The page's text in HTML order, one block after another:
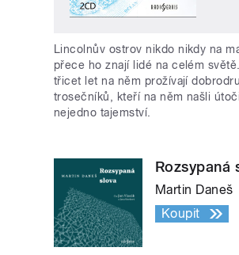
Lincolnův ostrov nikdo nikdy na
přece ho znají lidé na celém
třicet let na něm prožívají
trosečníků, kteří na něm našli
nejedno tajemství.
Rozsypaná
Martin Daneš
Koupit